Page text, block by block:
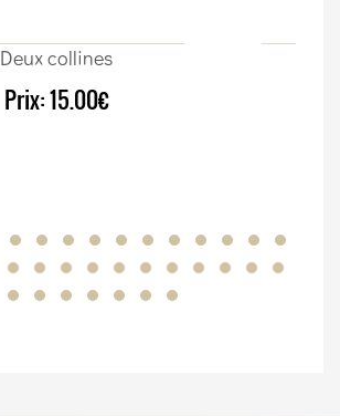
Deux collines
Prix:15.00€